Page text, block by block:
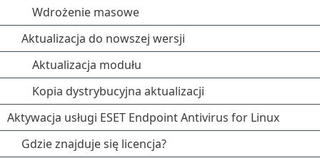
Wdrożenie masowe
Aktualizacja do nowszej wersji
Aktualizacja modułu
Kopia dystrybucyjna aktualizacji
Aktywacja usługi ESET Endpoint Antivirus for Linux
Gdzie znajduje się licencja?